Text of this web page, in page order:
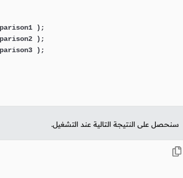
);
);
);
سنحصل على النتيجة التالية عند التشغيل.